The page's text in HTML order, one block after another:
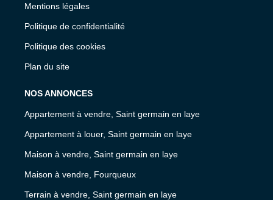
Mentions légales
Politique de confidentialité
Politique des cookies
Plan du site
NOS ANNONCES
Appartement à vendre, Saint germain en laye
Appartement à louer, Saint germain en laye
Maison à vendre, Saint germain en laye
Maison à vendre, Fourqueux
Terrain à vendre, Saint germain en laye